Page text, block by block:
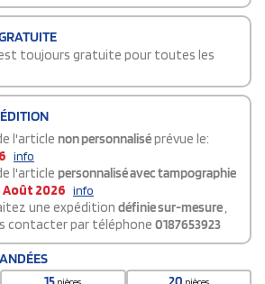
toujours gratuite pour toutes les
l'article non personnaliséprévue le:
info
l'article personnalisé avec tampographie
Août 2026 info
une expédition définie sur-mesure,
contacter par téléphone 0187653923